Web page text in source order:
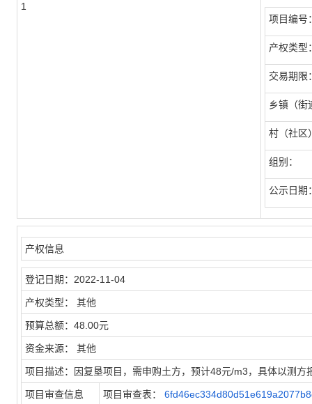
1
项目编号
产权类型
交易期限
乡镇（街
村（社区
组别：
公示日期
产权信息
登记日期： 2022-11-04
产权类型： 其他
预算总额： 48.00元
资金来源： 其他
项目描述： 因复垦项目，需申购土方，预计48元/m3，具体以测方
项目审查信息 项目审查表：